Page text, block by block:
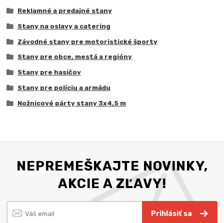
Reklamné a predajné stany
Stany na oslavy a catering
Závodné stany pre motoristické športy
Stany pre obce, mestá a regióny
Stany pre hasičov
Stany pre políciu a armádu
Nožnicové párty stany 3x4,5 m
NEPREMEŠKAJTE NOVINKY,
AKCIE A ZĽAVY!
Prihlásiť sa